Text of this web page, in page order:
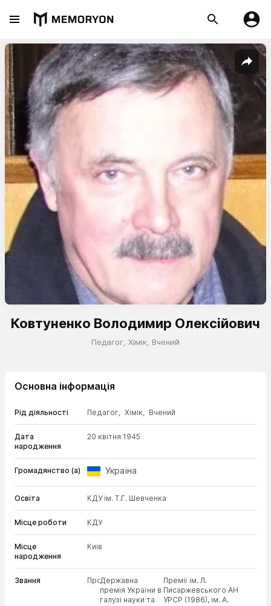
Ковтуненко Володимир Олексійович
Педагог, Хімік, Вчений
Основна інформація
Рід діяльності Педагог, Хімік, Вчений
Дата
народження
20 квітня 1945
Громадянство (а) Україна
Освіта КДУ ім. Т.Г. Шевченка
Місце роботи КДУ
Місце
народження
Киів
Звання Професор
Державна
премія України в
галузі науки та
Премії ім. Л.
Писаржевського АН
УРСР (1986), ім. А.